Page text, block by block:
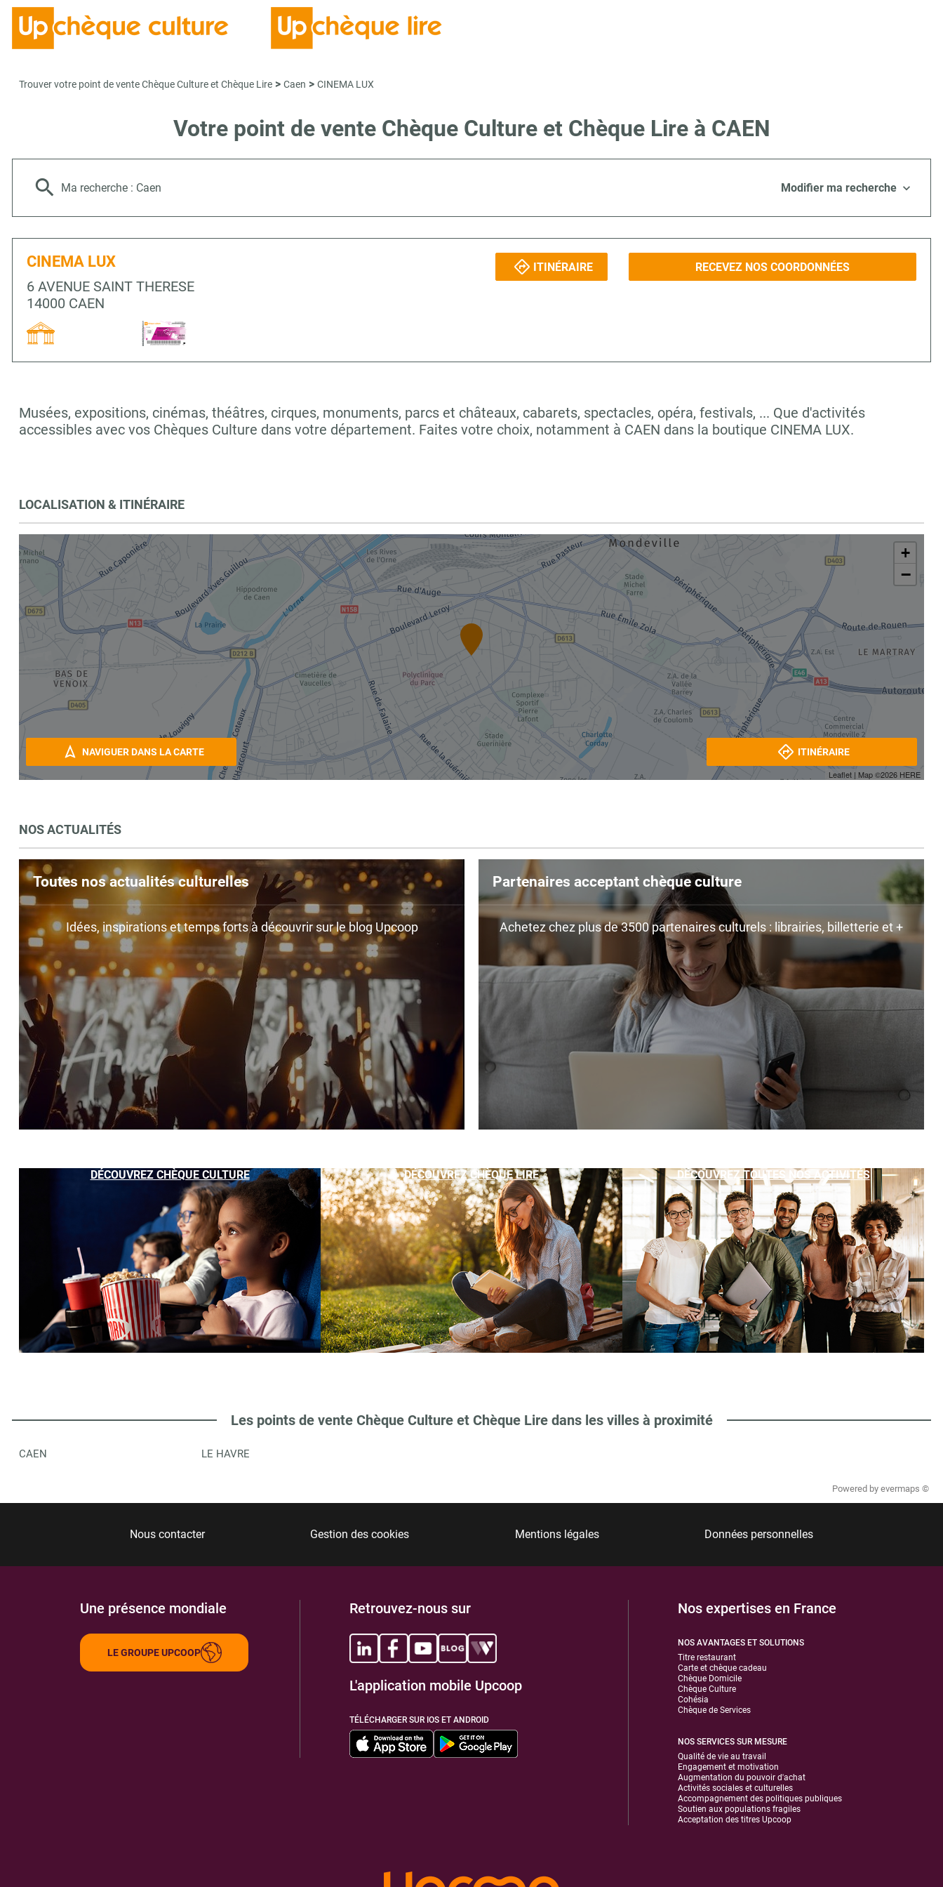
Trouver votre point de vente Chèque Culture et Chèque Lire > Caen > CINEMA LUX
Votre point de vente Chèque Culture et Chèque Lire à CAEN
Ma recherche : Caen Modifier ma recherche
CINEMA LUX
6 AVENUE SAINT THERESE
14000 CAEN
ITINÉRAIRE RECEVEZ NOS COORDONNÉES
Musées, expositions, cinémas, théâtres, cirques, monuments, parcs et châteaux, cabarets, spectacles, opéra, festivals, ... Que d'activités
accessibles avec vos Chèques Culture dans votre département. Faites votre choix, notamment à CAEN dans la boutique CINEMA LUX.
LOCALISATION & ITINÉRAIRE
+
−
Leaflet | Map ©2026 HERE
NAVIGUER DANS LA CARTE ITINÉRAIRE
NOS ACTUALITÉS
Toutes nos actualités culturelles
Idées, inspirations et temps forts à découvrir sur le blog Upcoop
Partenaires acceptant chèque culture
Achetez chez plus de 3500 partenaires culturels : librairies, billetterie et +
DÉCOUVREZ CHÈQUE CULTURE DÉCOUVREZ CHÈQUE LIRE DÉCOUVREZ TOUTES NOS ACTIVITÉS
Les points de vente Chèque Culture et Chèque Lire dans les villes à proximité
CAEN LE HAVRE
Powered by evermaps ©
Nous contacter Gestion des cookies Mentions légales Données personnelles
Une présence mondiale
LE GROUPE UPCOOP
Retrouvez-nous sur
L'application mobile Upcoop
TÉLÉCHARGER SUR IOS ET ANDROID
Nos expertises en France
NOS AVANTAGES ET SOLUTIONS
Titre restaurant
Carte et chèque cadeau
Chèque Domicile
Chèque Culture
Cohésia
Chèque de Services
NOS SERVICES SUR MESURE
Qualité de vie au travail
Engagement et motivation
Augmentation du pouvoir d'achat
Activités sociales et culturelles
Accompagnement des politiques publiques
Soutien aux populations fragiles
Acceptation des titres Upcoop